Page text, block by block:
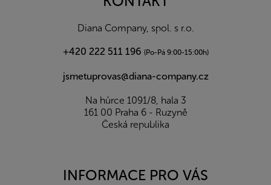
Diana Company, spol. s r.o.
+420 222 511 196 (Po-Pá 9:00-15:00h)
jsmetuprovas@diana-company.cz
Na hůrce 1091/8, hala 3
161 00 Praha 6 - Ruzyně
Česká republika
INFORMACE PRO VÁS